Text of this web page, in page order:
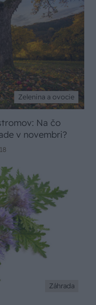
Zelenina a ovocie
Na čo
v novembri?
Záhrada